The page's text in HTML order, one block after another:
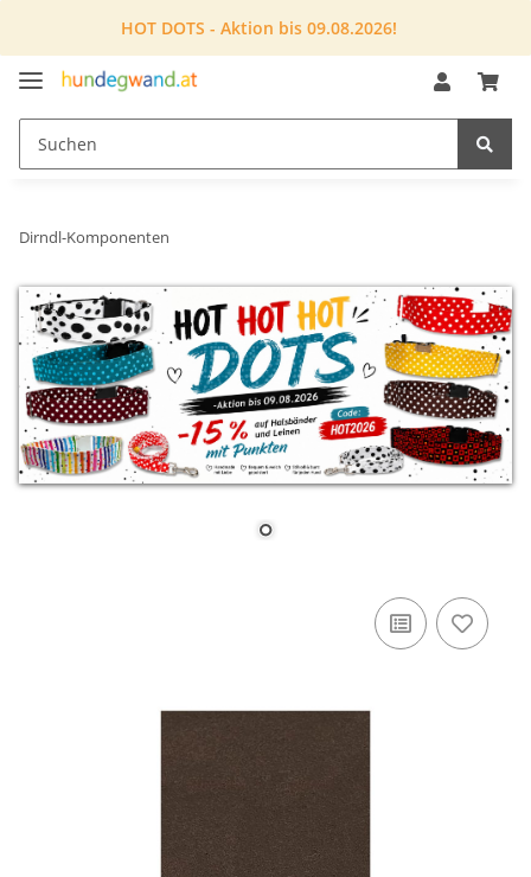
HOT DOTS - Aktion bis 09.08.2026!
Dirndl-Komponenten